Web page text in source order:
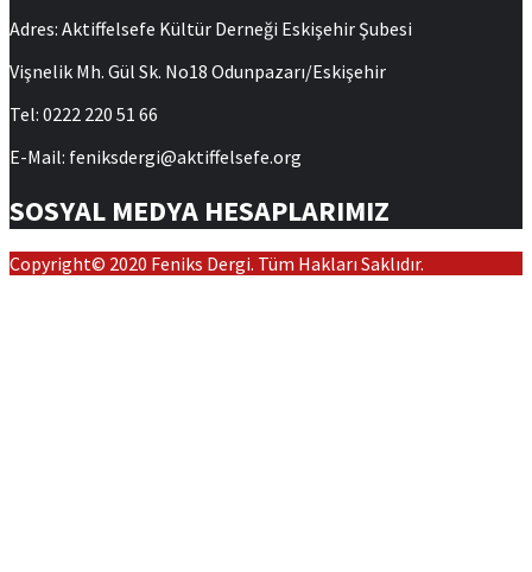
Adres: Aktiffelsefe Kültür Derneği Eskişehir Şubesi
Vişnelik Mh. Gül Sk. No18 Odunpazarı/Eskişehir
Tel: 0222 220 51 66
E-Mail: feniksdergi@aktiffelsefe.org
SOSYAL MEDYA HESAPLARIMIZ
Copyright© 2020 Feniks Dergi. Tüm Hakları Saklıdır.